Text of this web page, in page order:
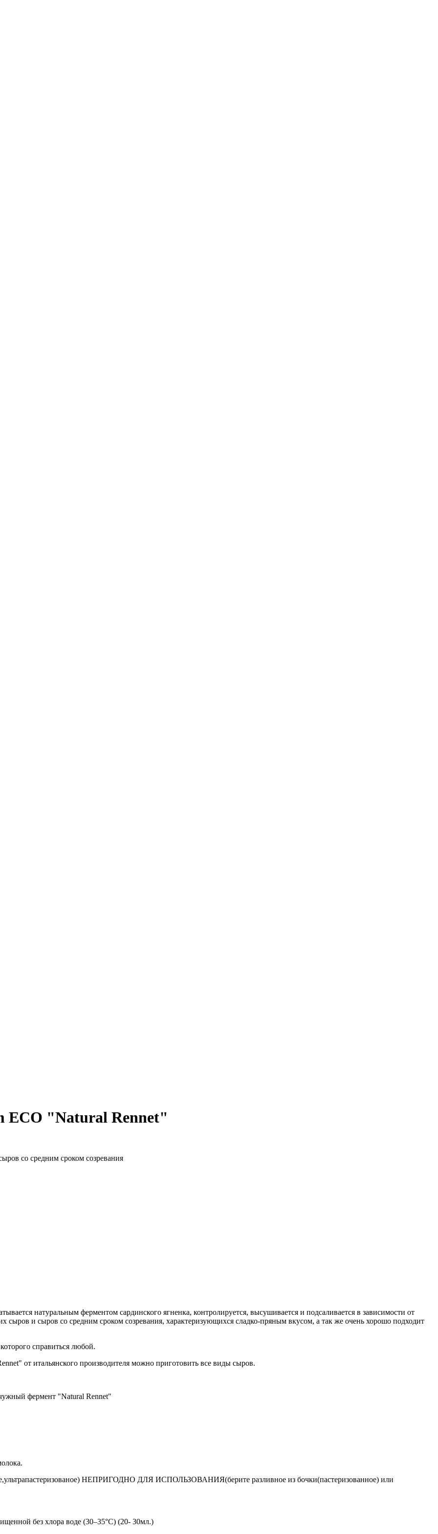
"Natural Rennet"
со средним сроком созревания
натуральным ферментом сардинского ягненка, контролируется, высушивается и подсаливается в зависимости от
сыров и сыров со средним сроком созревания, характеризующихся сладко-пряным вкусом, а так же очень хорошо подходит
справиться любой.
от итальянского производителя можно приготовить все виды сыров.
фермент "Natural Rennet"
НЕПРИГОДНО ДЛЯ ИСПОЛЬЗОВАНИЯ(берите разливное из бочки(пастеризованное) или
без хлора воде (30–35°С) (20- 30мл.)